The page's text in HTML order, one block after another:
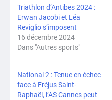
Triathlon d’Antibes 2024 :
Erwan Jacobi et Léa
Reviglio s’imposent
16 décembre 2024
Dans "Autres sports"
National 2 : Tenue en échec
face à Fréjus Saint-
Raphaël, l’AS Cannes peut